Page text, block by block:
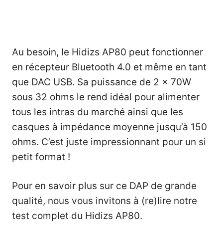
Au besoin, le Hidizs AP80 peut fonctionner
en récepteur Bluetooth 4.0 et même en tant
que DAC USB. Sa puissance de 2 x 70W
sous 32 ohms le rend idéal pour alimenter
tous les intras du marché ainsi que les
casques à impédance moyenne jusqu’à 150
ohms. C’est juste impressionnant pour un si
petit format !
Pour en savoir plus sur ce DAP de grande
qualité, nous vous invitons à (re)lire notre
test complet du Hidizs AP80.